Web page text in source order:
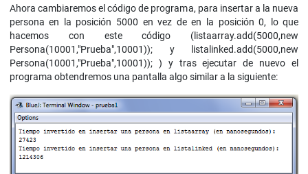
Ahora cambiaremos el código de programa, para insertar a la nueva
persona en la posición 5000 en vez de en la posición 0, lo que
hacemos con este código (listaarray.add(5000,new
Persona(10001,"Prueba",10001)); y listalinked.add(5000,new
Persona(10001,"Prueba",10001)); ) y tras ejecutar de nuevo el
programa obtendremos una pantalla algo similar a la siguiente: